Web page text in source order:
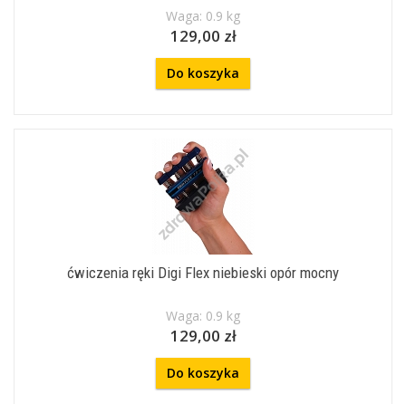
Waga: 0.9 kg
129,00 zł
Do koszyka
ćwiczenia ręki Digi Flex niebieski opór mocny
Waga: 0.9 kg
129,00 zł
Do koszyka